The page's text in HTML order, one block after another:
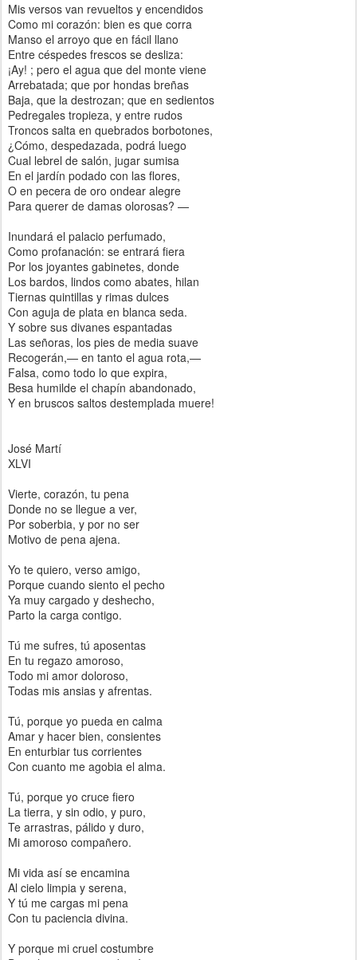
Mis versos van revueltos y encendidos
Como mi corazón: bien es que corra
Manso el arroyo que en fácil llano
Entre céspedes frescos se desliza:
¡Ay! ; pero el agua que del monte viene
Arrebatada; que por hondas breñas
Baja, que la destrozan; que en sedientos
Pedregales tropieza, y entre rudos
Troncos salta en quebrados borbotones,
¿Cómo, despedazada, podrá luego
Cual lebrel de salón, jugar sumisa
En el jardín podado con las flores,
O en pecera de oro ondear alegre
Para querer de damas olorosas? —
Inundará el palacio perfumado,
Como profanación: se entrará fiera
Por los joyantes gabinetes, donde
Los bardos, lindos como abates, hilan
Tiernas quintillas y rimas dulces
Con aguja de plata en blanca seda.
Y sobre sus divanes espantadas
Las señoras, los pies de media suave
Recogerán,— en tanto el agua rota,—
Falsa, como todo lo que expira,
Besa humilde el chapín abandonado,
Y en bruscos saltos destemplada muere!
José Martí
XLVI
Vierte, corazón, tu pena
Donde no se llegue a ver,
Por soberbia, y por no ser
Motivo de pena ajena.
Yo te quiero, verso amigo,
Porque cuando siento el pecho
Ya muy cargado y deshecho,
Parto la carga contigo.
Tú me sufres, tú aposentas
En tu regazo amoroso,
Todo mi amor doloroso,
Todas mis ansias y afrentas.
Tú, porque yo pueda en calma
Amar y hacer bien, consientes
En enturbiar tus corrientes
Con cuanto me agobia el alma.
Tú, porque yo cruce fiero
La tierra, y sin odio, y puro,
Te arrastras, pálido y duro,
Mi amoroso compañero.
Mi vida así se encamina
Al cielo limpia y serena,
Y tú me cargas mi pena
Con tu paciencia divina.
Y porque mi cruel costumbre